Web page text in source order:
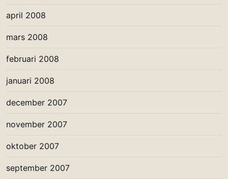
april 2008
mars 2008
februari 2008
januari 2008
december 2007
november 2007
oktober 2007
september 2007